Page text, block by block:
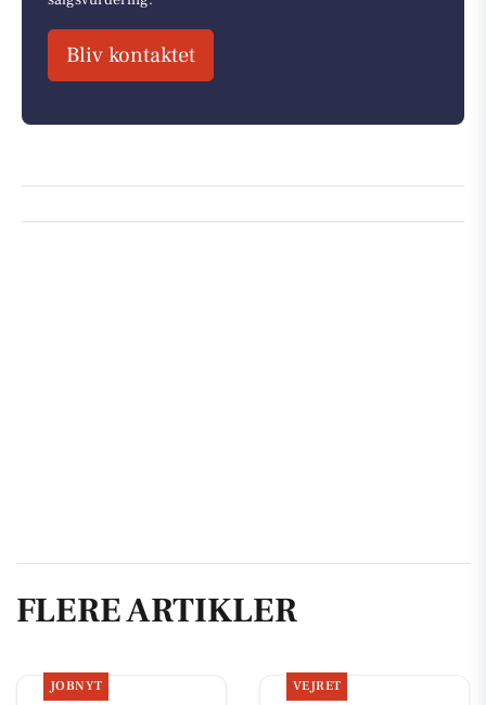
Bliv kontaktet
FLERE ARTIKLER
JOBNYT VEJRET